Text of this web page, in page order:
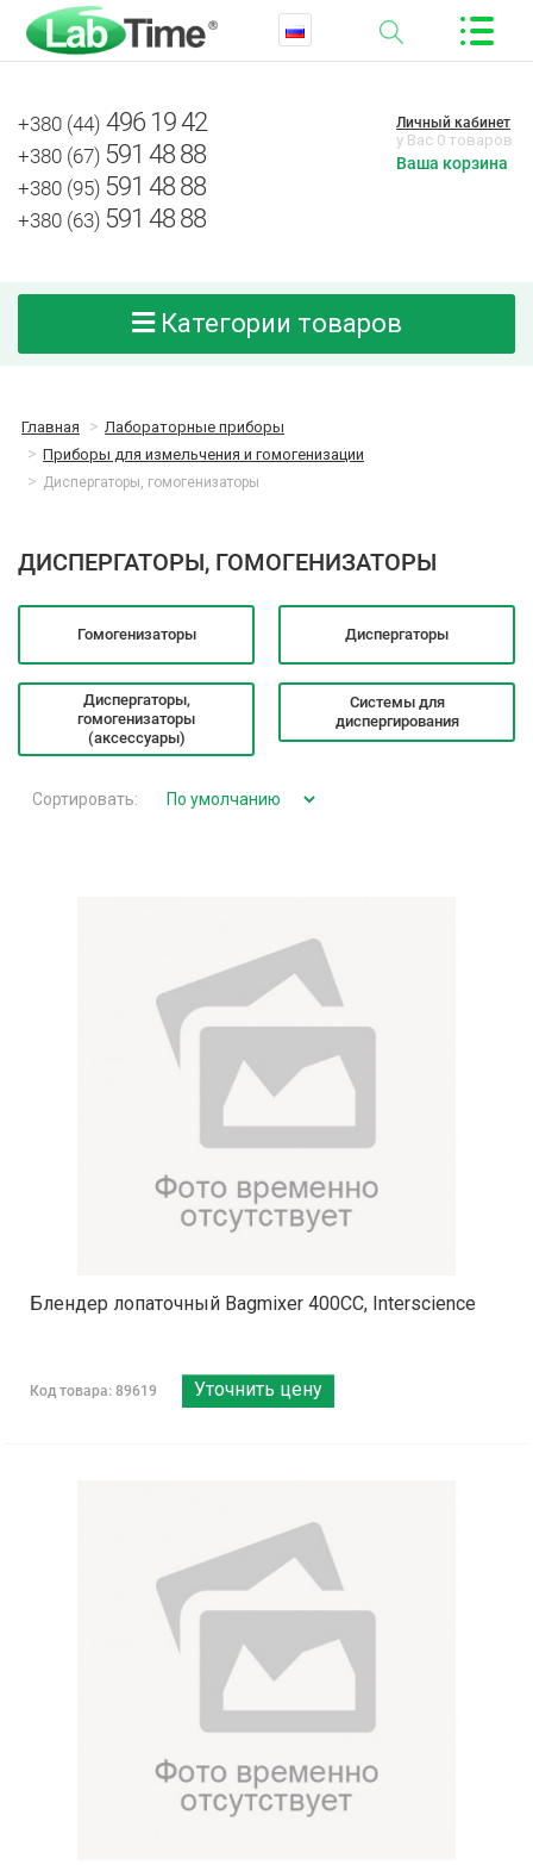
+380 (44) 496 19 42
+380 (67) 591 48 88
+380 (95) 591 48 88
+380 (63) 591 48 88
Личный кабинет
у Вас 0 товаров
Ваша корзина
Категории товаров
Главная
Лабораторные приборы
Приборы для измельчения и гомогенизации
Диспергаторы, гомогенизаторы
ДИСПЕРГАТОРЫ, ГОМОГЕНИЗАТОРЫ
Гомогенизаторы Диспергаторы
Диспергаторы,
гомогенизаторы
(аксессуары)
Системы для
диспергирования
Сортировать:
Блендер лопаточный Bagmixer 400CC, Interscience
Код товара: 89619 Уточнить цену